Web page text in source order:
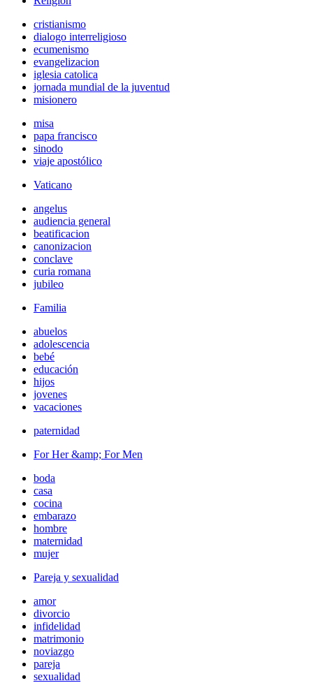
cristianismo
dialogo interreligioso
ecumenismo
evangelizacion
iglesia catolica
jornada mundial de la juventud
misionero
misa
papa francisco
sinodo
viaje apostólico
Vaticano
angelus
audiencia general
beatificacion
canonizacion
conclave
curia romana
jubileo
Familia
abuelos
adolescencia
bebé
educación
hijos
jovenes
vacaciones
paternidad
For Her &amp; For Men
boda
casa
cocina
embarazo
hombre
maternidad
mujer
Pareja y sexualidad
amor
divorcio
infidelidad
matrimonio
noviazgo
pareja
sexualidad